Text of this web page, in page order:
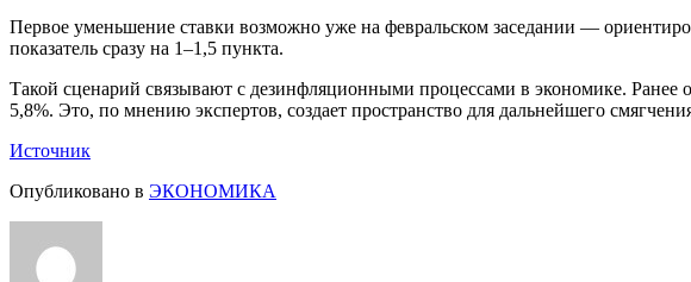
Первое уменьшение ставки возможно уже на февральском заседании —
показатель сразу на 1–1,5 пункта.
Такой сценарий связывают с дезинфляционными процессами в экономике.
5,8%. Это, по мнению экспертов, создает пространство для дальнейшего
Источник
Опубликовано в ЭКОНОМИКА